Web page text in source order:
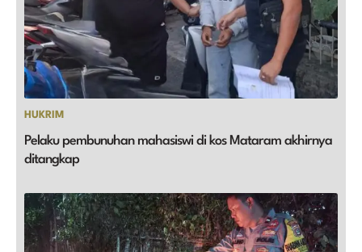
HUKRIM
Pelaku pembunuhan mahasiswi di kos Mataram akhirnya
ditangkap